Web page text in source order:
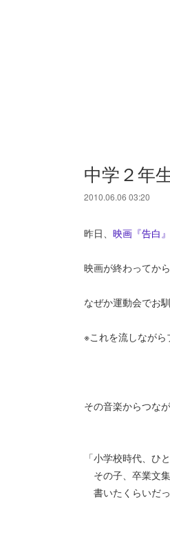
中学２年
2010.06.06 03:20
昨日、 映画『告白
映画が終わってか
なぜか運動会でお
※これを流しながら
その音楽からつな
「小学校時代、ひ
その子、卒業文
書いたくらいだ